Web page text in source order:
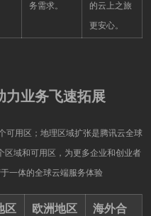
务需求。
的云上之旅
更安心。
力业务飞速拓展
可用区；地理区域扩张是腾讯云全球
区域和可用区，为更多企业和创业者
一体的全球云端服务体验
区 欧洲地区
海外合